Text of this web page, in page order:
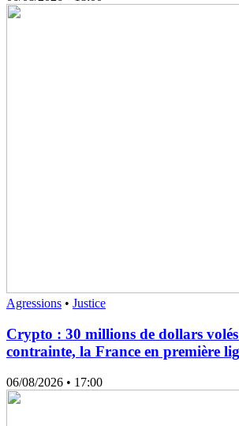
Agressions • Justice
Crypto : 30 millions de dollars volés
contrainte, la France en première
06/08/2026 • 17:00